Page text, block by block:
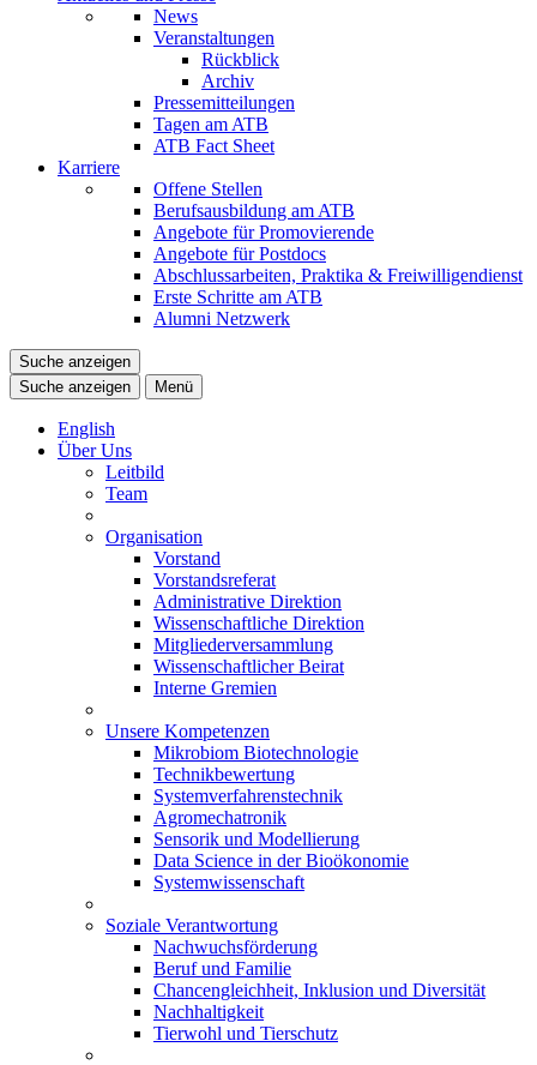
News
Veranstaltungen
Rückblick
Archiv
Pressemitteilungen
Tagen am ATB
ATB Fact Sheet
Karriere
Offene Stellen
Berufsausbildung am ATB
Angebote für Promovierende
Angebote für Postdocs
Abschlussarbeiten, Praktika & Freiwilligendienst
Erste Schritte am ATB
Alumni Netzwerk
Suche anzeigen
Suche anzeigen
Menü
English
Über Uns
Leitbild
Team
Organisation
Vorstand
Vorstandsreferat
Administrative Direktion
Wissenschaftliche Direktion
Mitgliederversammlung
Wissenschaftlicher Beirat
Interne Gremien
Unsere Kompetenzen
Mikrobiom Biotechnologie
Technikbewertung
Systemverfahrenstechnik
Agromechatronik
Sensorik und Modellierung
Data Science in der Bioökonomie
Systemwissenschaft
Soziale Verantwortung
Nachwuchsförderung
Beruf und Familie
Chancengleichheit, Inklusion und Diversität
Nachhaltigkeit
Tierwohl und Tierschutz